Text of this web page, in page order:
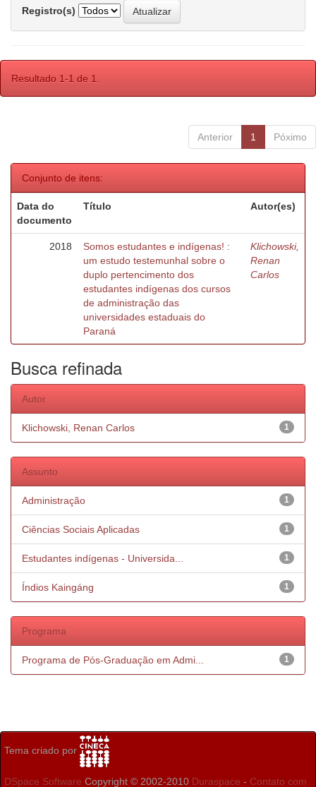
Registro(s)
Resultado 1-1 de 1.
Anterior 1 Póximo
Conjunto de itens:
Data do
documento
Título Autor(es)
2018
Somos estudantes e indígenas! :
um estudo testemunhal sobre o
duplo pertencimento dos
estudantes indígenas dos cursos
de administração das
universidades estaduais do
Paraná
Klichowski,
Renan
Carlos
Busca refinada
Autor
1
Klichowski, Renan Carlos
Assunto
1
Administração
1
Ciências Sociais Aplicadas
1
Estudantes indígenas - Universida...
1
Índios Kaingáng
Programa
1
Programa de Pós-Graduação em Admi...
Tema criado por
DSpace Software Copyright © 2002-2010 Duraspace - Contato com